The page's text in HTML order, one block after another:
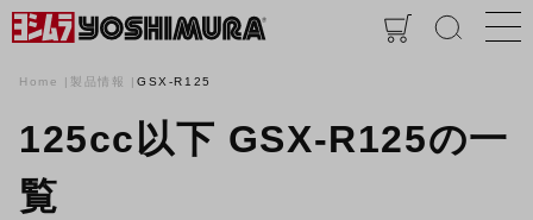
Home 製品情報 GSX-R125
125cc以下 GSX-R125の一
覧